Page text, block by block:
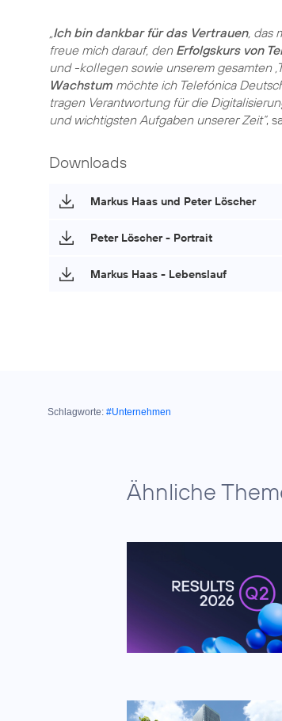
Ich bin dankbar für das Vertrauen, das
freue mich darauf, den Erfolgskurs von
und -kollegen sowie unserem gesamten
Wachstum möchte ich Telefónica
tragen Verantwortung für die
und wichtigsten Aufgaben unserer Zeit“,
Downloads
Markus Haas und Peter Löscher
Peter Löscher - Portrait
Markus Haas - Lebenslauf
Schlagworte: #Unternehmen
Ähnliche